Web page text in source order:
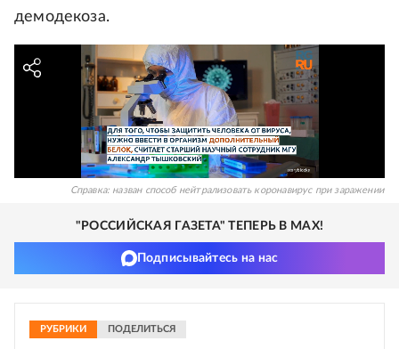
демодекоза.
Справка: назван способ нейтрализовать коронавирус при заражении
"РОССИЙСКАЯ ГАЗЕТА" ТЕПЕРЬ В MAX!
Подписывайтесь на нас
РУБРИКИ ПОДЕЛИТЬСЯ